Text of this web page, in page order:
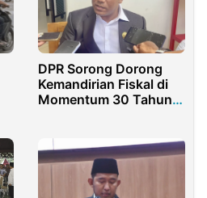
DPR Sorong Dorong
Kemandirian Fiskal di
Momentum 30 Tahun